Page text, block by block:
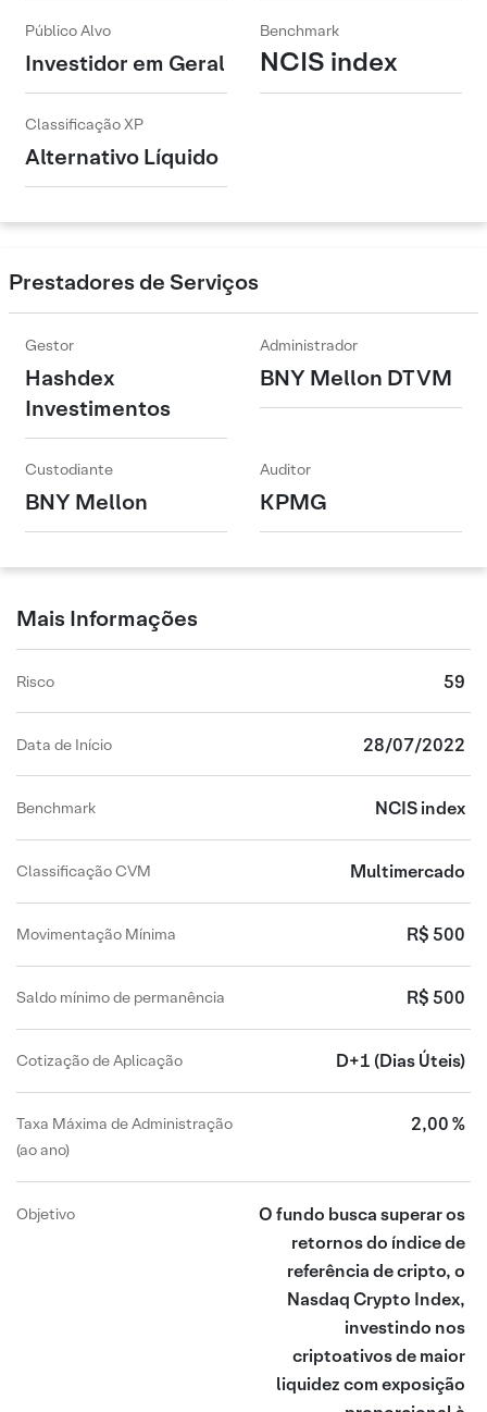
Público Alvo
Investidor em Geral
Benchmark
NCIS index
Classificação XP
Alternativo Líquido
Prestadores de Serviços
Gestor
Hashdex
Investimentos
Administrador
BNY Mellon DTVM
Custodiante
BNY Mellon
Auditor
KPMG
Mais Informações
Risco 59
Data de Início 28/07/2022
Benchmark NCIS index
Classificação CVM Multimercado
Movimentação Mínima R$ 500
Saldo mínimo de permanência R$ 500
Cotização de Aplicação D+1 (Dias Úteis)
Taxa Máxima de Administração
(ao ano)
2,00 %
Objetivo
O fundo busca superar os
retornos do índice de
referência de cripto, o
Nasdaq Crypto Index,
investindo nos
criptoativos de maior
liquidez com exposição